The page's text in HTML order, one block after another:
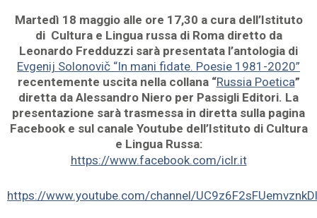
Martedì 18 maggio alle ore 17,30 a cura dell’Istituto
di Cultura e Lingua russa di Roma diretto da
Leonardo Fredduzzi sarà presentata l’antologia di
Evgenij Solonovič “In mani fidate. Poesie 1981-2020”
recentemente uscita nella collana “Russia Poetica”
diretta da Alessandro Niero per Passigli Editori. La
presentazione sarà trasmessa in diretta sulla pagina
Facebook e sul canale Youtube dell’Istituto di Cultura
e Lingua Russa:
https://www.facebook.com/iclr.it
https://www.youtube.com/channel/